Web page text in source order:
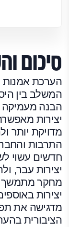
סיכום
הערכת אמנות
המשלב בין
הבנה מעמיקה
יצירות
מדויקת יותר
התרבות
חדשים עשוי
יצירות עבר,
מחקר מתמשך
יצירות
מדגישה את
הציבורית